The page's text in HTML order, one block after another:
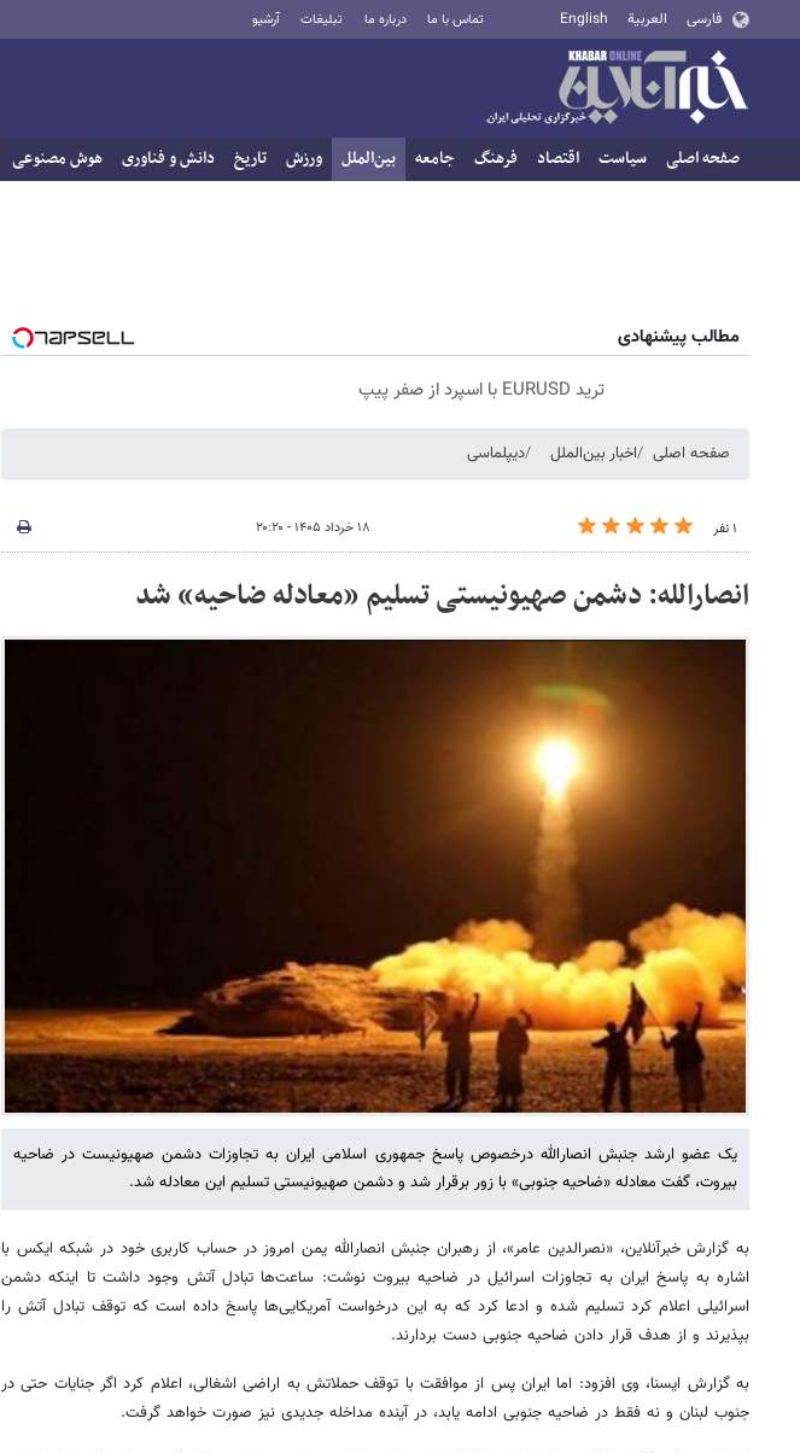
فارسی العربية English تماس با ما درباره ما تبلیغات آرشیو
صفحه اصلی سیاست اقتصاد فرهنگ جامعه بین‌الملل ورزش تاریخ دانش و فناوری هوش مصنوعی
مطالب پیشنهادی
ترید EURUSD با اسپرد از صفر پیپ
صفحه اصلی اخبار بین‌الملل دیپلماسی
۱ نفر ۱۸ خرداد ۱۴۰۵ - ۲۰:۲۰
انصارالله: دشمن صهیونیستی تسلیم «معادله ضاحیه» شد
یک عضو ارشد جنبش انصارالله درخصوص پاسخ جمهوری اسلامی ایران به تجاوزات دشمن صهیونیست در ضاحیه
بیروت، گفت معادله «ضاحیه جنوبی» با زور برقرار شد و دشمن صهیونیستی تسلیم این معادله شد.
به گزارش خبرآنلاین، «نصرالدین عامر»، از رهبران جنبش انصارالله یمن امروز در حساب کاربری خود در شبکه ایکس با
اشاره به پاسخ ایران به تجاوزات اسرائیل در ضاحیه بیروت نوشت: ساعت‌ها تبادل آتش وجود داشت تا اینکه دشمن
اسرائیلی اعلام کرد تسلیم شده و ادعا کرد که به این درخواست آمریکایی‌ها پاسخ داده است که توقف تبادل آتش را
بپذیرند و از هدف قرار دادن ضاحیه جنوبی دست بردارند.
به گزارش ایسنا، وی افزود: اما ایران پس از موافقت با توقف حملاتش به اراضی اشغالی، اعلام کرد اگر جنایات حتی در
جنوب لبنان و نه فقط در ضاحیه جنوبی ادامه یابد، در آینده مداخله جدیدی نیز صورت خواهد گرفت.